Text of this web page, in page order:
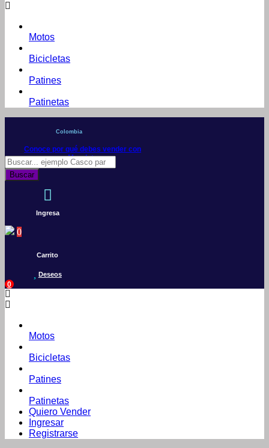
Motos
Bicicletas
Patines
Patinetas
Colombia
Conoce por qué debes vender con
Mercleta
Búsqueda
de
productos
Buscar
Ingresa
0
Carrito
Deseos
0
Motos
Bicicletas
Patines
Patinetas
Quiero Vender
Ingresar
Registrarse